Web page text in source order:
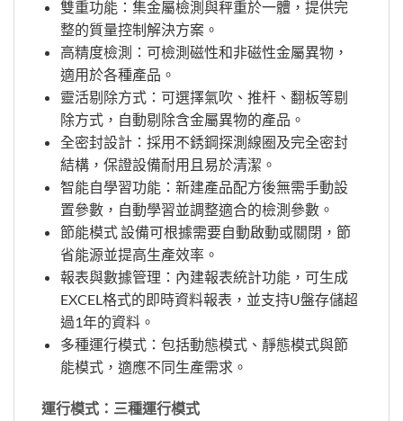
雙重功能：集金屬檢測與秤重於一體，提供完
整的質量控制解決方案。
高精度檢測：可檢測磁性和非磁性金屬異物，
適用於各種產品。
靈活剔除方式：可選擇氣吹、推杆、翻板等剔
除方式，自動剔除含金屬異物的產品。
全密封設計：採用不銹鋼探測線圈及完全密封
結構，保證設備耐用且易於清潔。
智能自學習功能：新建產品配方後無需手動設
置參數，自動學習並調整適合的檢測參數。
節能模式 設備可根據需要自動啟動或關閉，節
省能源並提高生產效率。
報表與數據管理：內建報表統計功能，可生成
EXCEL格式的即時資料報表，並支持U盤存儲超
過1年的資料。
多種運行模式：包括動態模式、靜態模式與節
能模式，適應不同生產需求。
運行模式：三種運行模式